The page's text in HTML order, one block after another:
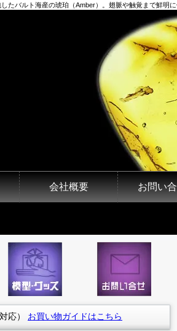
たバルト海産の琥珀（Amber）。翅脈や触覚まで鮮明
会社概要 お問い
応） お買い物ガイドはこちら